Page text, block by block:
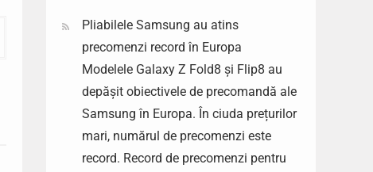
Pliabilele Samsung au atins
precomenzi record în Europa
Modelele Galaxy Z Fold8 și Flip8 au
depășit obiectivele de precomandă ale
Samsung în Europa. În ciuda prețurilor
mari, numărul de precomenzi este
record. Record de precomenzi pentru